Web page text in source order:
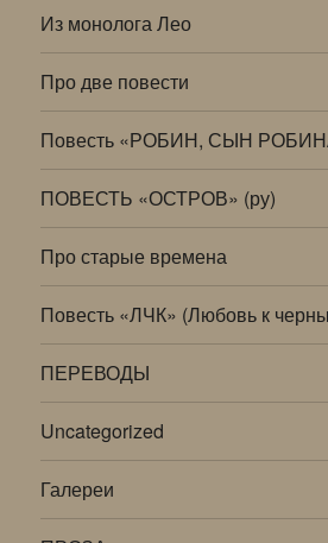
Из монолога Лео
Про две повести
Повесть «РОБИН, СЫН
ПОВЕСТЬ «ОСТРОВ» (ру)
Про старые времена
Повесть «ЛЧК» (Любовь к
ПЕРЕВОДЫ
Uncategorized
Галереи